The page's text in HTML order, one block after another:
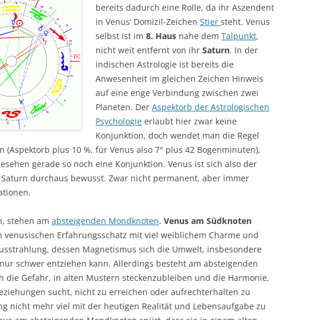
bereits dadurch eine Rolle, da ihr Aszendent
in Venus‘ Domizil-Zeichen Stier steht. Venus
selbst ist im 8. Haus nahe dem Talpunkt,
nicht weit entfernt von ihr Saturn. In der
indischen Astrologie ist bereits die
Anwesenheit im gleichen Zeichen Hinweis
auf eine enge Verbindung zwischen zwei
Planeten. Der Aspektorb der Astrologischen
Psychologie erlaubt hier zwar keine
Konjunktion, doch wendet man die Regel
(Aspektorb plus 10 %, für Venus also 7° plus 42 Bogenminuten),
gerade so noch eine Konjunktion. Venus ist sich also der
durchaus bewusst. Zwar nicht permanent, aber immer
stehen am absteigenden Mondknoten. Venus am Südknoten
Erfahrungsschatz mit viel weiblichem Charme und
dessen Magnetismus sich die Umwelt, insbesondere
schwer entziehen kann. Allerdings besteht am absteigenden
die Gefahr, in alten Mustern steckenzubleiben und die Harmonie,
sucht, nicht zu erreichen oder aufrechterhalten zu
nicht mehr viel mit der heutigen Realität und Lebensaufgabe zu